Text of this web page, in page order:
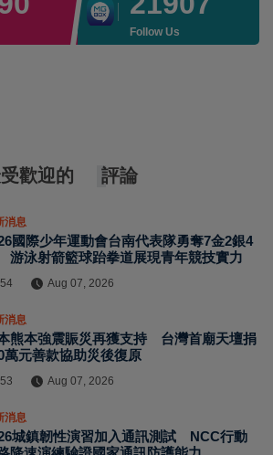
Follow Us
歡迎的 評論
消息
國際少年運動會台南代表隊勇奪7金2銀4
泳射箭籃球跆拳道展現青年競技實力
54 Aug 07, 2026
消息
熊本強震賑災再獲支持 台灣首廟天壇捐
萬元善款協助災後復原
53 Aug 07, 2026
消息
城鎮韌性演習加入通訊測試 NCC行動